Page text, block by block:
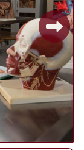
Next